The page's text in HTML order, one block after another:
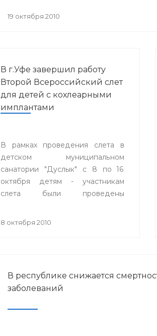
19 октября 2010
В г.Уфе завершил работу
Второй Всероссийский слет
для детей с кохлеарными
имплантами
В рамках проведения слета в
детском муниципальном
санатории "Дуслык" с 8 по 16
октября детям - участникам
слета были проведены
настройки кохлеарных имплантов
оториноларингологии г.Москвы и
Адвенсет Бионикс Европа.
8 октября 2010
В республике снижается
заболеваний